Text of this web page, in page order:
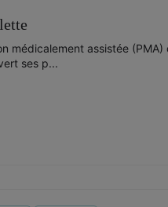
médicalement assistée (PMA)
ses p...